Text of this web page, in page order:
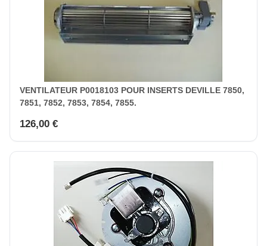
VENTILATEUR P0018103 POUR INSERTS DEVILLE 7850,
7851, 7852, 7853, 7854, 7855.
126,00 €